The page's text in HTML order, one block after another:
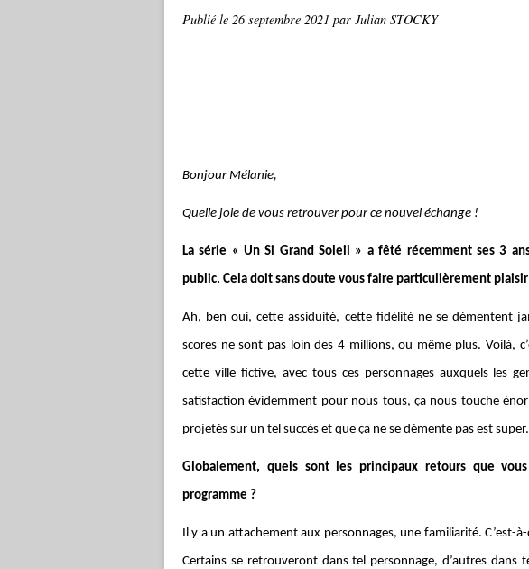
Publié le 26 septembre 2021 par Julian STOCKY
Bonjour Mélanie,
Quelle joie de vous retrouver pour ce nouvel échange !
La série « Un Si Grand Soleil » a fêté récemment ses 3
public. Cela doit sans doute vous faire particulièrement plaisir
Ah, ben oui, cette assiduité, cette fidélité ne se démentent
scores ne sont pas loin des 4 millions, ou même plus. Voilà,
cette ville fictive, avec tous ces personnages auxquels les
satisfaction évidemment pour nous tous, ça nous touche
projetés sur un tel succès et que ça ne se démente pas est
Globalement, quels sont les principaux retours que
programme ?
Il y a un attachement aux personnages, une familiarité. C’est-
Certains se retrouveront dans tel personnage, d’autres dans